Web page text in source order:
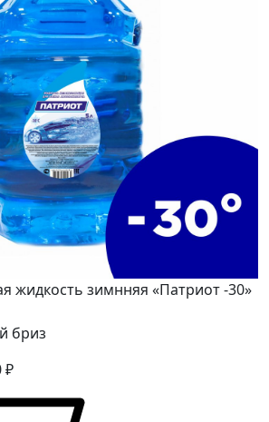
жидкость зимнняя «Патриот -30»
бриз
₽